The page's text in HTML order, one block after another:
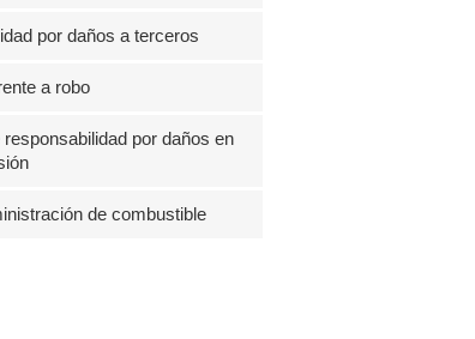
por daños a terceros
a robo
por daños en
de combustible